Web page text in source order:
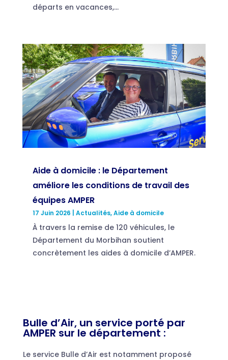
départs en vacances,...
Aide à domicile : le Département
améliore les conditions de travail des
équipes AMPER
17 Juin 2026 Actualités,Aide à domicile
À travers la remise de 120 véhicules, le
Département du Morbihan soutient
concrètement les aides à domicile d’AMPER.
Bulle d’Air, un service porté par
AMPER sur le département :
Le service Bulle d’Air est notamment proposé